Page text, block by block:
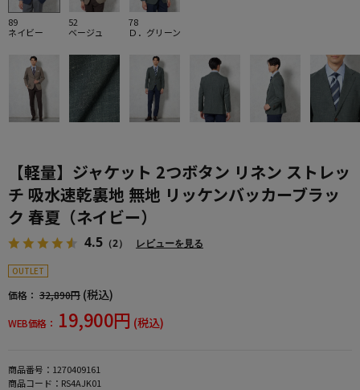
89
ネイビー
52
ベージュ
78
Ｄ．グリーン
【軽量】ジャケット 2つボタン リネン ストレッ
チ 吸水速乾裏地 無地 リッケンバッカーブラッ
ク 春夏（ネイビー）
4.5 （2） レビューを見る
OUTLET
価格： 32,890円 (税込)
WEB価格： 19,900円 (税込)
商品番号： 1270409161
商品コード： RS4AJK01